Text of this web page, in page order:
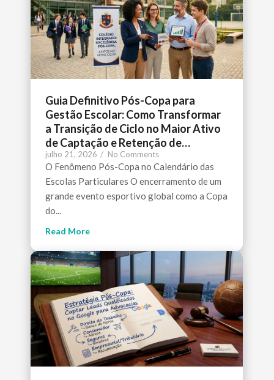
Guia Definitivo Pós-Copa para
Gestão Escolar: Como Transformar
a Transição de Ciclo no Maior Ativo
de Captação e Retenção de…
julho 21, 2026 / No Comments
O Fenômeno Pós-Copa no Calendário das
Escolas Particulares O encerramento de um
grande evento esportivo global como a Copa
do...
Read More